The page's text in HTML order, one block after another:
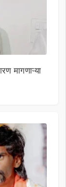
मागणाऱ्या